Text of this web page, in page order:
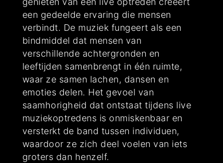
een gedeelde ervaring die mensen
verbindt. De muziek fungeert als een
bindmiddel dat mensen van
verschillende achtergronden en
leeftijden samenbrengt in één ruimte,
waar ze samen lachen, dansen en
emoties delen. Het gevoel van
saamhorigheid dat ontstaat tijdens live
muziekoptredens is onmiskenbaar en
versterkt de band tussen individuen,
waardoor ze zich deel voelen van iets
groters dan henzelf.